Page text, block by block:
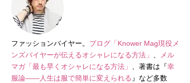
ファッションバイヤー。 ブログ「Knower Mag現役メ
ンズバイヤーが伝えるオシャレになる方法」 、
メル
マガ「最も早くオシャレになる方法」 、著書は『幸
服論――人生は服で簡単に変えられる』など多数